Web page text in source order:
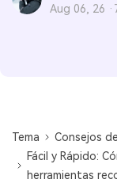
Aug 06, 26 ·
Tema
Consejos
Fácil y Rápido:
herramientas